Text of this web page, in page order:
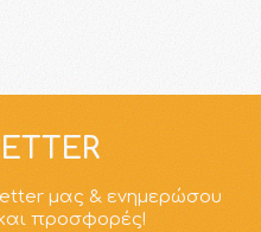
μας & ενημερώσου
προσφορές!